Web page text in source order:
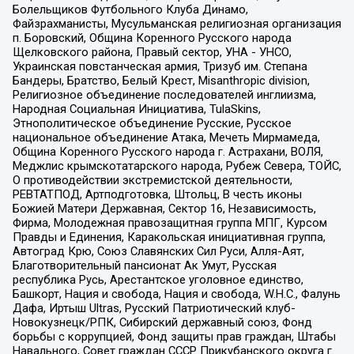
Болельщиков Футбольного Клуба Динамо,
Файзрахманисты, Мусульманская религиозная организация
п. Боровский, Община Коренного Русского народа
Щелковского района, Правый сектор, УНА - УНСО,
Украинская повстанческая армия, Тризуб им. Степана
Бандеры, Братство, Белый Крест, Misanthropic division,
Религиозное объединение последователей инглиизма,
Народная Социальная Инициатива, TulaSkins,
Этнополитическое объединение Русские, Русское
национальное объединение Атака, Мечеть Мирмамеда,
Община Коренного Русского народа г. Астрахани, ВОЛЯ,
Меджлис крымскотатарского народа, Рубеж Севера, ТОЙС,
О противодействии экстремистской деятельности,
РЕВТАТПОД, Артподготовка, Штольц, В честь иконы
Божией Матери Державная, Сектор 16, Независимость,
Фирма, Молодежная правозащитная группа МПГ, Курсом
Правды и Единения, Каракольская инициативная группа,
Автоград Крю, Союз Славянских Сил Руси, Алля-Аят,
Благотворительный пансионат Ак Умут, Русская
республика Русь, Арестантское уголовное единство,
Башкорт, Нация и свобода, Нация и свобода, W.H.С., Фалунь
Дафа, Иртыш Ultras, Русский Патриотический клуб-
Новокузнецк/РПК, Сибирский державный союз, Фонд
борьбы с коррупцией, Фонд защиты прав граждан, Штабы
Навального, Совет граждан СССР Прикубанского округа г.